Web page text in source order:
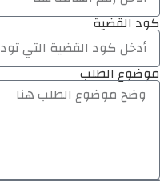
كود القضية
موضوع الطلب